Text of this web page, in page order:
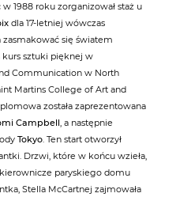
1988 roku zorganizował staż u
dla 17-letniej wówczas
zasmakować się światem
kurs sztuki pięknej w
Communication w North
Martins College of Art and
została zaprezentowana
Campbell, a następnie
Tokyo. Ten start otworzył
Drzwi, które w końcu wzieła,
paryskiego domu
Stella McCartnej zajmowała